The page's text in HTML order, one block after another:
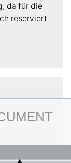
da für die
reserviert